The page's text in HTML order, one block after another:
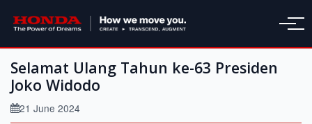
Selamat Ulang Tahun ke-63 Presiden
Joko Widodo
21 June 2024